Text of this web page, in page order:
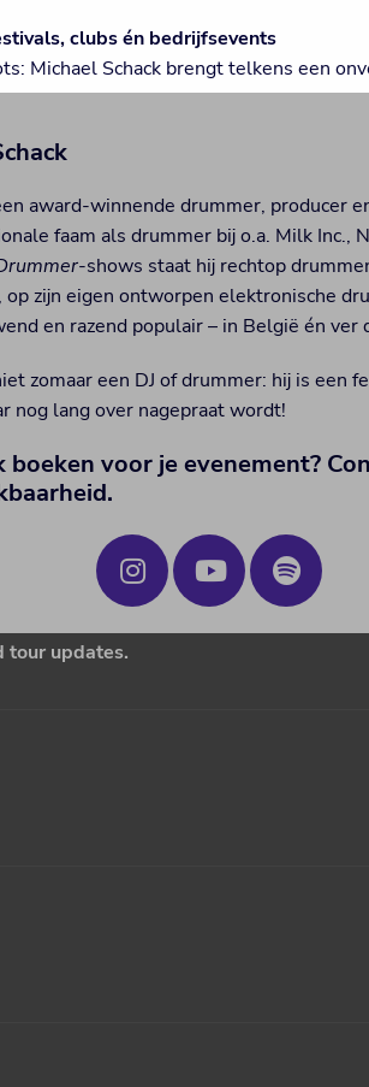
clubs én bedrijfsevents
Michael Schack brengt telkens een
award-winnende drummer, producer
faam als drummer bij o.a. Milk Inc.,
-shows staat hij rechtop
zijn eigen ontworpen elektronische
en razend populair – in België én ver
zomaar een DJ of drummer: hij is een
nog lang over nagepraat wordt!
boeken voor je evenement?
tour updates.